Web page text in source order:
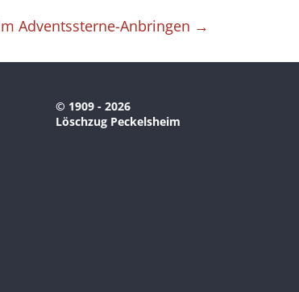
Adventssterne-Anbringen →
© 1909 - 2026
Löschzug Peckelsheim